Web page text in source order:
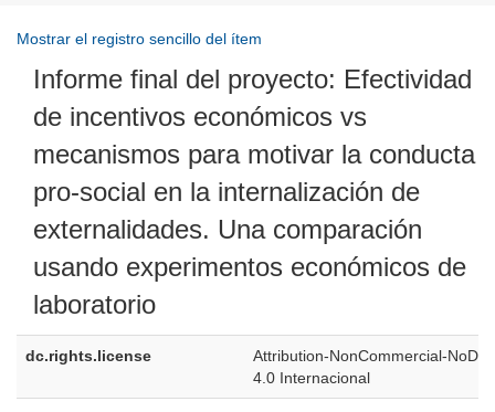
Mostrar el registro sencillo del ítem
Informe final del proyecto: Efectividad
de incentivos económicos vs
mecanismos para motivar la conducta
pro-social en la internalización de
externalidades. Una comparación
usando experimentos económicos de
laboratorio
dc.rights.license
Attribution-NonCommercial-
4.0 Internacional